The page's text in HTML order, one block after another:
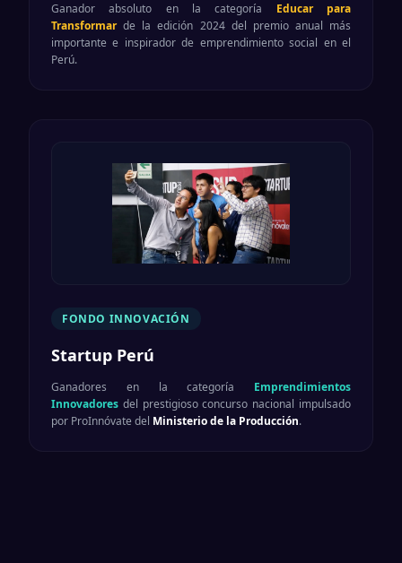
Ganador absoluto en la categoría Educar para
Transformarde la edición 2024 del premio anual más
importante e inspirador de emprendimiento social en el
Perú.
FONDO INNOVACIÓN
Startup Perú
Ganadores en la categoría Emprendimientos
Innovadores del prestigioso concurso nacional impulsado
por ProInnóvate del Ministerio de la Producción.